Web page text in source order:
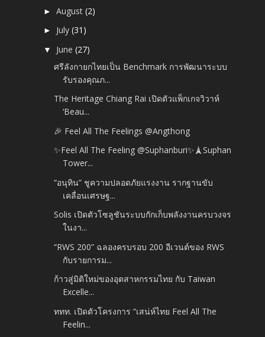
►August(2)
► July(31)
▼ June(27)
ศรีลังกายกไทยเป็น Benchmark การพัฒนาระบบ
รับรองคุณภ...
The Heritage Chiang Rai เปิดตัวแพ็กเกจวิวาห์
‘Beau...
🎉 Feel All The Feelings @Angthong
✨️Feel All The Feeling @Suphanburi✨️🗼Suphan
Tower...
“อนุทิน” ชูความปลอดภัยแรงงาน รากฐานขับ
เคลื่อนเศรษฐ...
Solis เปิดตัวโซลูชันระบบกักเก็บพลังงานครบวงจร
ในงา...
“RWS 200” ฉลองครบรอบ 200 อีเวนต์ของ RWS
กับรายการม...
ก้าวสู่มิติใหม่ของอุตสาหกรรมไทย กับ Taiwan
Excelle...
ททท. เปิดตัวโครงการ “เสน่ห์ไทย Feel All The
Feelin...